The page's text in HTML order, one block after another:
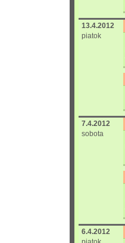
13.4.2012
piatok
7.4.2012
sobota
6.4.2012